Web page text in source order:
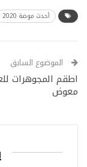
أحدث موضة 2020
الموضوع السابق
اطقم المجوهرات
معوض